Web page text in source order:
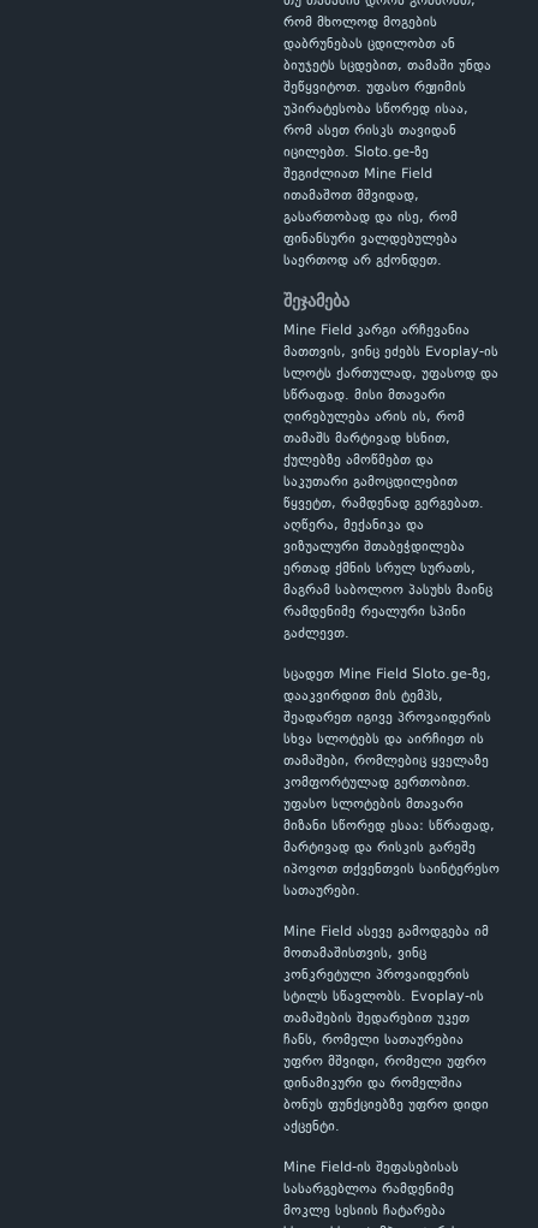
რომ მხოლოდ მოგების
დაბრუნებას ცდილობთ ან
ბიუჯეტს სცდებით, თამაში უნდა
შეწყვიტოთ. უფასო რეჟიმის
უპირატესობა სწორედ ისაა,
რომ ასეთ რისკს თავიდან
იცილებთ. Sloto.ge-ზე
შეგიძლიათ Mine Field
ითამაშოთ მშვიდად,
გასართობად და ისე, რომ
ფინანსური ვალდებულება
საერთოდ არ გქონდეთ.
შეჯამება
Mine Field კარგი არჩევანია
მათთვის, ვინც ეძებს Evoplay-ის
სლოტს ქართულად, უფასოდ და
სწრაფად. მისი მთავარი
ღირებულება არის ის, რომ
თამაშს მარტივად ხსნით,
ქულებზე ამოწმებთ და
საკუთარი გამოცდილებით
წყვეტთ, რამდენად გერგებათ.
აღწერა, მექანიკა და
ვიზუალური შთაბეჭდილება
ერთად ქმნის სრულ სურათს,
მაგრამ საბოლოო პასუხს მაინც
რამდენიმე რეალური სპინი
გაძლევთ.
სცადეთ Mine Field Sloto.ge-ზე,
დააკვირდით მის ტემპს,
შეადარეთ იგივე პროვაიდერის
სხვა სლოტებს და აირჩიეთ ის
თამაშები, რომლებიც ყველაზე
კომფორტულად გერთობით.
უფასო სლოტების მთავარი
მიზანი სწორედ ესაა: სწრაფად,
მარტივად და რისკის გარეშე
იპოვოთ თქვენთვის საინტერესო
სათაურები.
Mine Field ასევე გამოდგება იმ
მოთამაშისთვის, ვინც
კონკრეტული პროვაიდერის
სტილს სწავლობს. Evoplay-ის
თამაშების შედარებით უკეთ
ჩანს, რომელი სათაურებია
უფრო მშვიდი, რომელი უფრო
დინამიკური და რომელშია
ბონუს ფუნქციებზე უფრო დიდი
აქცენტი.
Mine Field-ის შეფასებისას
სასარგებლოა რამდენიმე
მოკლე სესიის ჩატარება